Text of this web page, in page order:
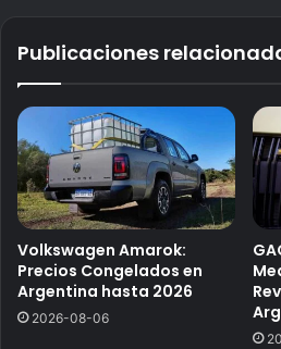
Publicaciones
Volkswagen Amarok:
Precios Congelados en
Argentina hasta 2026
2026-08-06